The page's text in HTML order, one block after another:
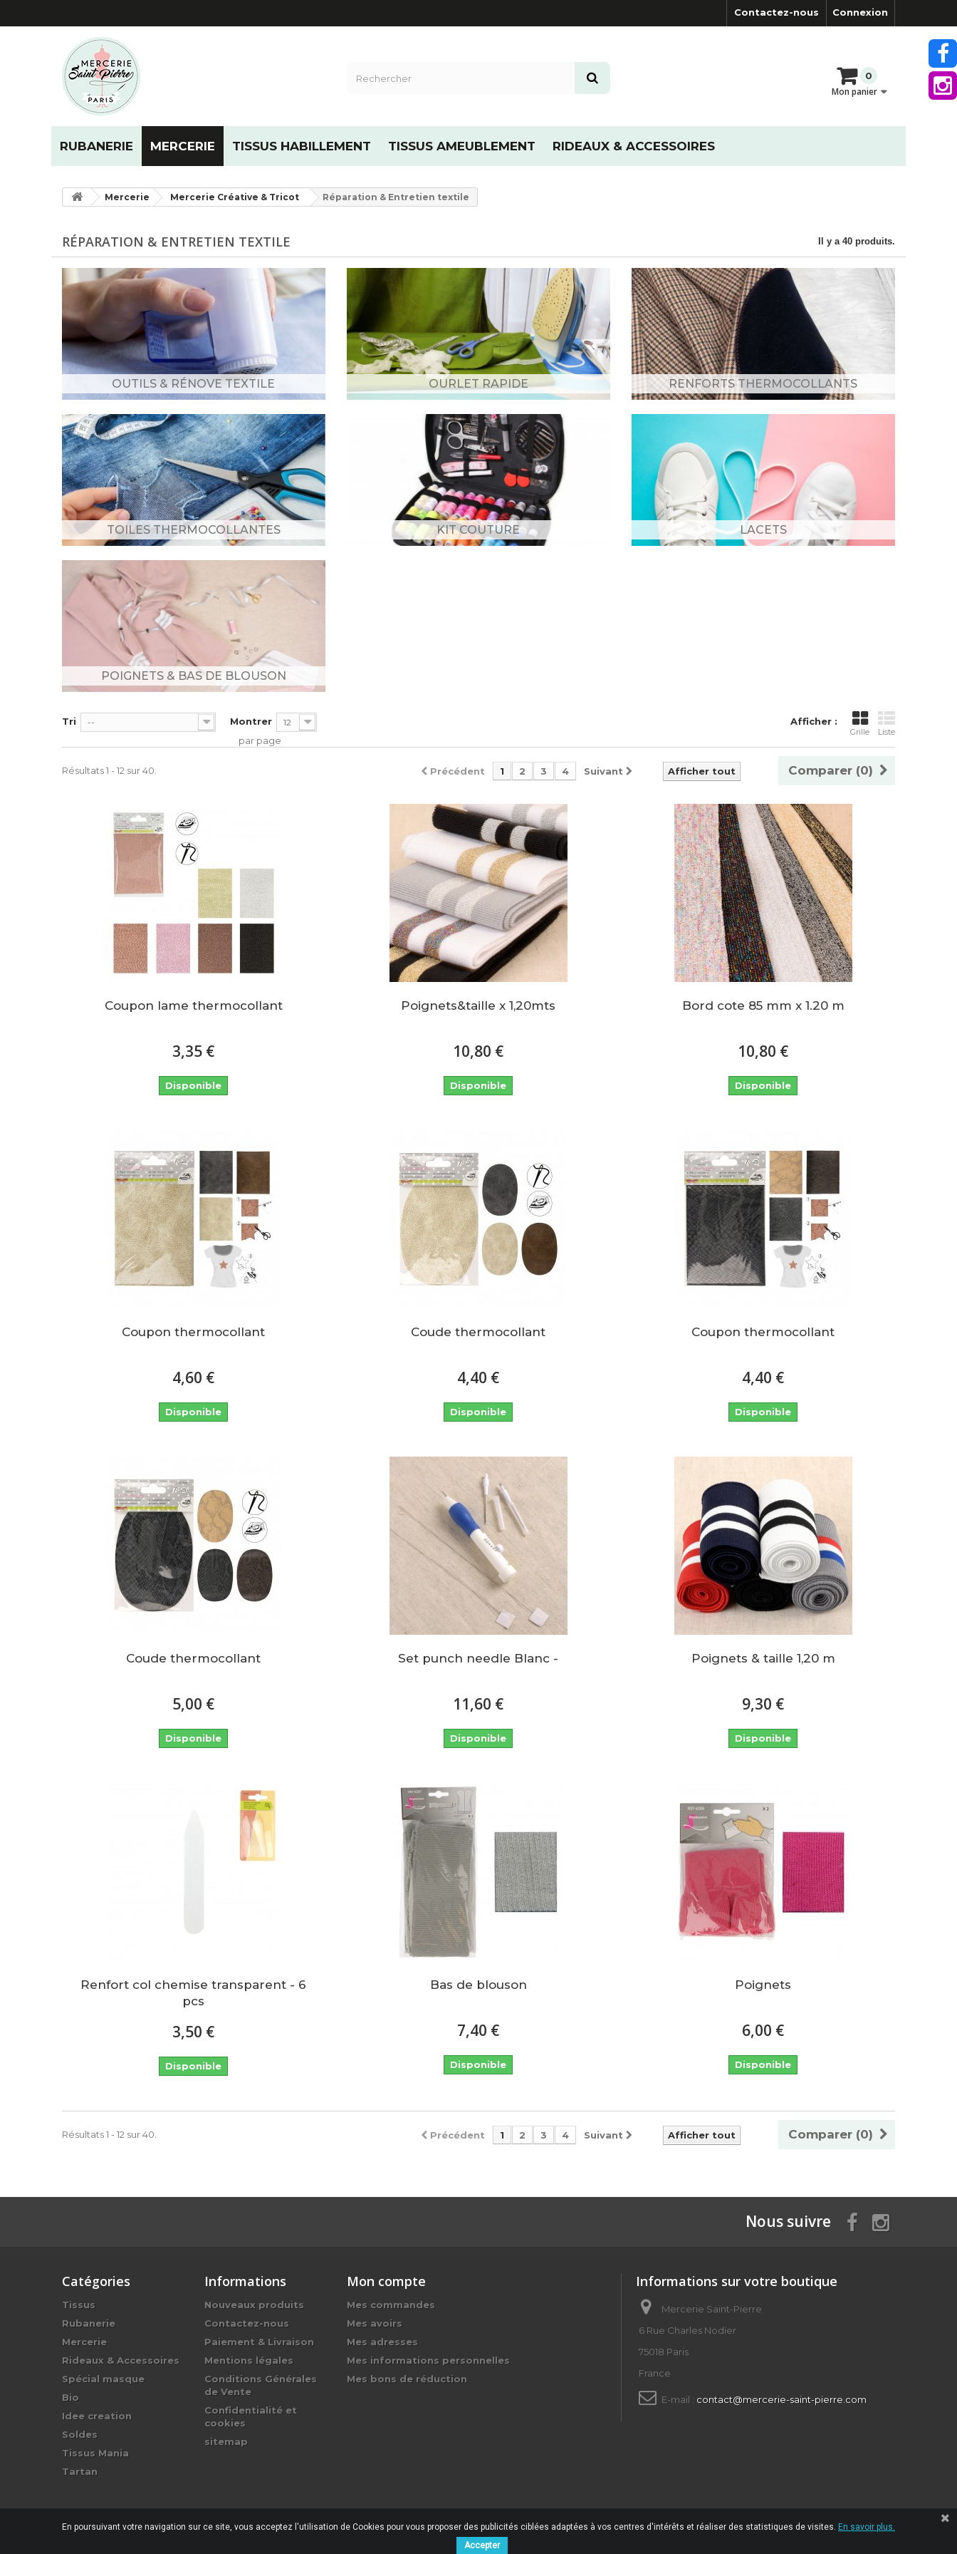
Connexion
Contactez-nous
0
Mon panier
RUBANERIE MERCERIE TISSUS HABILLEMENT TISSUS AMEUBLEMENT RIDEAUX & ACCESSOIRES
Mercerie Mercerie Créative & Tricot Réparation & Entretien textile
RÉPARATION & ENTRETIEN TEXTILE Il y a 40 produits.
OUTILS & RÉNOVE TEXTILE OURLET RAPIDE RENFORTS THERMOCOLLANTS
TOILES THERMOCOLLANTES KIT COUTURE LACETS
POIGNETS & BAS DE BLOUSON
Afficher :
Grille Liste
Tri -- Montrer 12
par page
Comparer (0)
Afficher tout
Précédent 1 2 3 4 Suivant
Résultats 1 - 12 sur 40.
Coupon lame thermocollant
3,35 €
Disponible
Poignets&taille x 1,20mts
10,80 €
Disponible
Bord cote 85 mm x 1.20 m
10,80 €
Disponible
Coupon thermocollant
4,60 €
Disponible
Coude thermocollant
4,40 €
Disponible
Coupon thermocollant
4,40 €
Disponible
Coude thermocollant
5,00 €
Disponible
Set punch needle Blanc -
11,60 €
Disponible
Poignets & taille 1,20 m
9,30 €
Disponible
Renfort col chemise transparent - 6
pcs
3,50 €
Disponible
Bas de blouson
7,40 €
Disponible
Poignets
6,00 €
Disponible
Comparer (0)
Afficher tout
Précédent 1 2 3 4 Suivant
Résultats 1 - 12 sur 40.
Nous suivre
Catégories
Tissus
Rubanerie
Mercerie
Rideaux & Accessoires
Spécial masque
Bio
Idee creation
Soldes
Tissus Mania
Tartan
Informations
Nouveaux produits
Contactez-nous
Paiement & Livraison
Mentions légales
Conditions Générales
de Vente
Confidentialité et
cookies
sitemap
Mon compte
Mes commandes
Mes avoirs
Mes adresses
Mes informations personnelles
Mes bons de réduction
Informations sur votre boutique
Mercerie Saint-Pierre
6 Rue Charles Nodier
75018 Paris
France
E-mail : contact@mercerie-saint-pierre.com
En poursuivant votre navigation sur ce site, vous acceptez l'utilisation de Cookies pour vous proposer des publicités ciblées adaptées à vos centres d'intérêts et réaliser des statistiques de visites. En savoir plus.
Accepter